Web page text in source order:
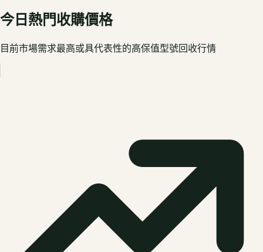
今日熱門收購價格
目前市場需求最高或具代表性的高保值型號回收行情